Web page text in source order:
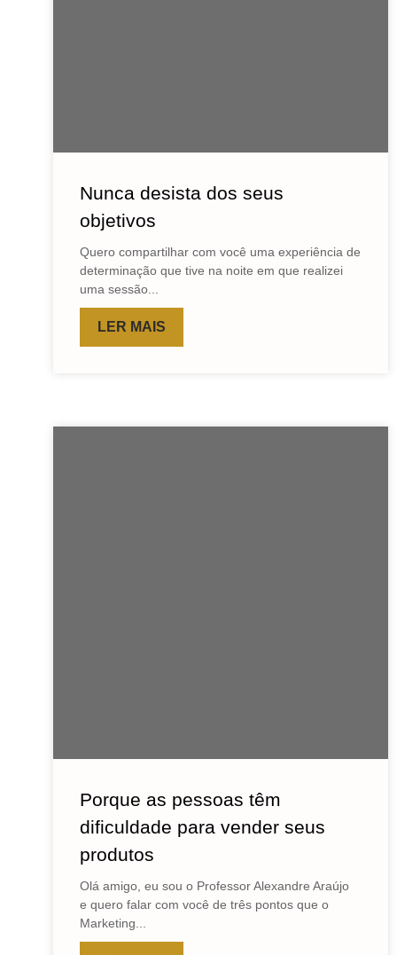
Nunca desista dos seus
objetivos
Quero compartilhar com você uma experiência de
determinação que tive na noite em que realizei
uma sessão...
LER MAIS
Porque as pessoas têm
dificuldade para vender seus
produtos
Olá amigo, eu sou o Professor Alexandre Araújo
e quero falar com você de três pontos que o
Marketing...